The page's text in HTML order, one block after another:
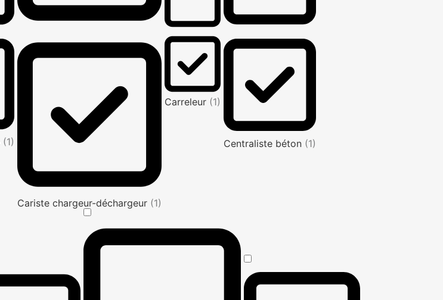
(1)
Cariste chargeur-déchargeur (1)
Carreleur (1)
Centraliste béton (1)